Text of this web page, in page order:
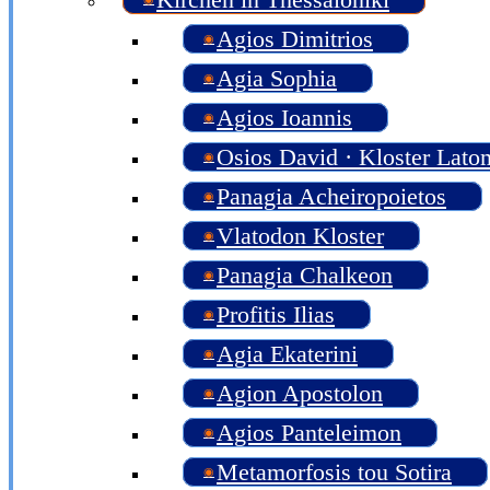
Agios Dimitrios
Agia Sophia
Agios Ioannis
Osios David · Kloster
Panagia Acheiropoietos
Vlatodon Kloster
Panagia Chalkeon
Profitis Ilias
Agia Ekaterini
Agion Apostolon
Agios Panteleimon
Metamorfosis tou Sotira